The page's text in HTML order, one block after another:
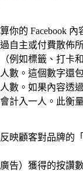
你的 Facebook
自主或付費散佈
例如標籤、打卡
數。這個數字還
數。如果內容透
計入一人。此衡
反映顧客對品牌的
告）獲得的按讚